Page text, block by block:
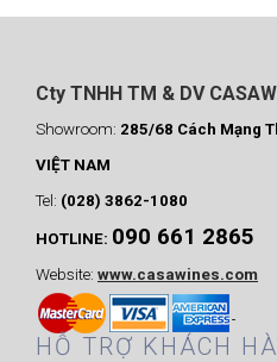
Cty TNHH TM & DV
Showroom: 285/68 Cách Mạng
VIỆT NAM
Tel: (028) 3862-1080
HOTLINE: 090 661 2865
Website: www.casawines.com
HỖ TRỢ KHÁCH